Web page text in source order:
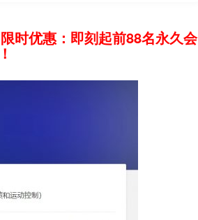
时优惠：即刻起前88名永久会